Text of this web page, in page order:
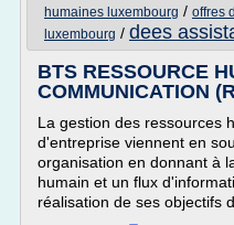
humaines luxembourg / offres
luxembourg / dees
BTS RESSOURCE
COMMUNICATION
La gestion des ressources
d'entreprise viennent en
organisation en donnant à
humain et un flux
réalisation de ses objectifs